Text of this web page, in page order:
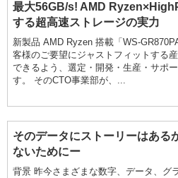
最大56GB/s! AMD
する超高速ストレージの実力
新製品 AMD Ryzen 搭載「WS-
客様のご要望にジャストフィットする
できるよう、選定・開発・生産・サポ
す。 そのCTO事業部が、...
そのデータにストーリーはある
ないためにー
背景 昨今さまざまな数字、データ、グ